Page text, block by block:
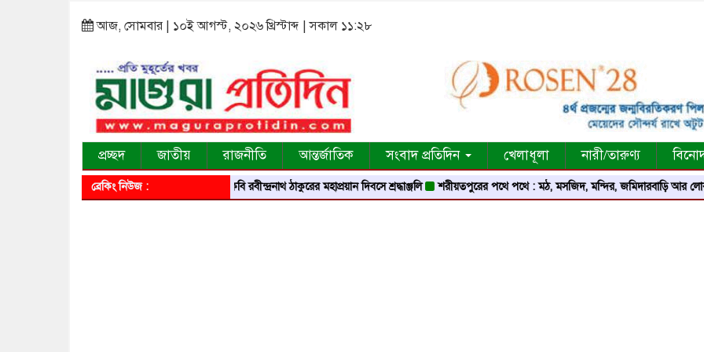
আজ, সোমবার | ১০ই আগস্ট, ২০২৬ খ্রিস্টাব্দ | সকাল ১১:২৮
প্রচ্ছদ জাতীয় রাজনীতি আন্তর্জাতিক সংবাদ প্রতিদিন খেলাধূলা নারী/তারুণ্য
ব্রেকিং নিউজ : বিশ্বকবি রবীন্দ্রনাথ ঠাকুরের মহাপ্রয়ান দিবসে শ্রদ্ধাঞ্জলি শরীয়তপুরের পথে পথে : মঠ, মসজিদ, মন্দির, জমিদারবাড়ি আর লোককথার